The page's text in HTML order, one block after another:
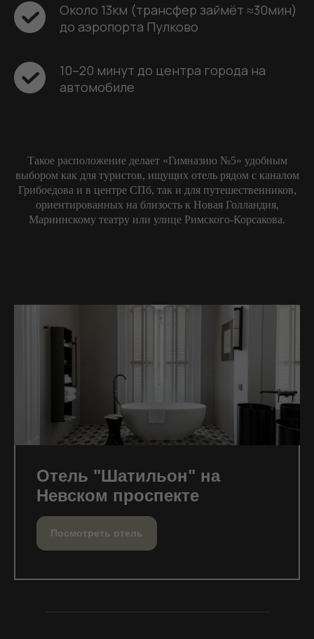
Около 13км (трансфер займёт ≈30мин)
до аэропорта Пулково
10–20 минут до центра города на
автомобиле
Такое расположение делает «Гимназию №5» удобным
выбором как для туристов, ищущих отель рядом с каналом
Грибоедова и в центре СПб, так и для путешественников,
ориентированных на близость к Новая Голландия,
Мариинскому театру или улице Римского‑Корсакова.
Отель "Шатильон" на
Невском проспекте
Посмотреть отель